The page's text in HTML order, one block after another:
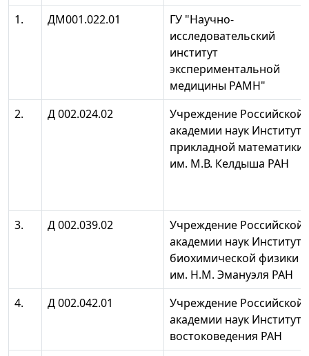
1.
ДМ001.022.01
ГУ "Научно-
исследовательский
институт
экспериментальной
медицины РАМН"
2.
Д 002.024.02
Учреждение Российской
академии наук Институт
прикладной математики
им. М.В. Келдыша РАН
3. Д 002.039.02
Учреждение Российской
академии наук Институт
биохимической физики
им. Н.М. Эмануэля РАН
4.
Д 002.042.01
Учреждение Российской
академии наук Институт
востоковедения РАН